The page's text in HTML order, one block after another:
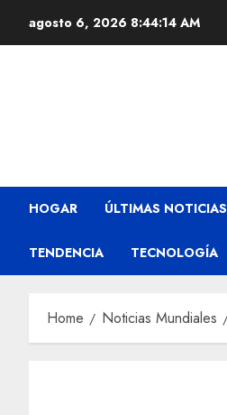
agosto 6, 2026 8:44:16 AM
HOGAR ÚLTIMAS NOTICIAS
TENDENCIA TECNOLOGÍA
Home Noticias Mundiales